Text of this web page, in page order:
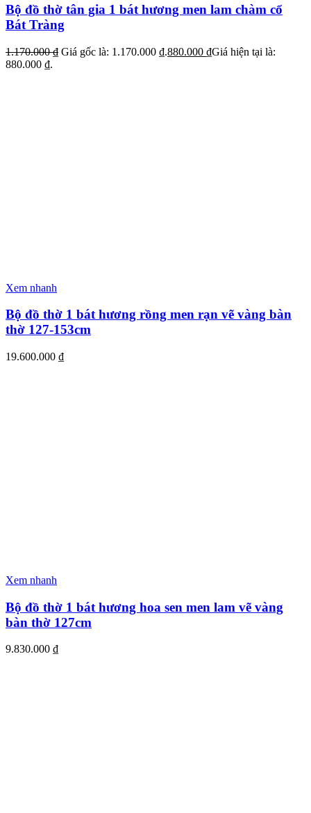
Bộ đồ thờ tân gia 1 bát hương men lam chàm cổ
Bát Tràng
1.170.000₫ Giá gốc là: 1.170.000 ₫.880.000 ₫Giá hiện tại là:
880.000 ₫.
Xem nhanh
Bộ đồ thờ 1 bát hương rồng men rạn vẽ vàng bàn
thờ 127-153cm
19.600.000 ₫
Xem nhanh
Bộ đồ thờ 1 bát hương hoa sen men lam vẽ vàng
bàn thờ 127cm
9.830.000 ₫